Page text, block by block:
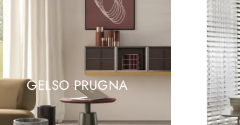
GELSO PRUGNA